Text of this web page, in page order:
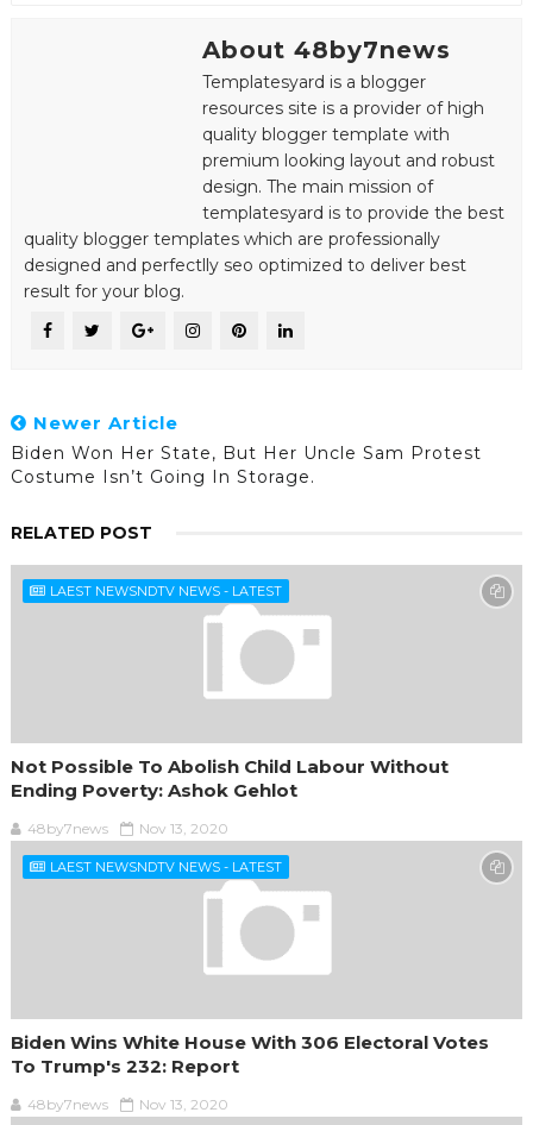
About 48by7news
Templatesyard is a blogger
resources site is a provider of high
quality blogger template with
premium looking layout and robust
design. The main mission of
templatesyard is to provide the best
quality blogger templates which are professionally
designed and perfectlly seo optimized to deliver best
result for your blog.
Newer Article
Biden Won Her State, But Her Uncle Sam Protest
Costume Isn’t Going In Storage.
RELATED POST
LAEST NEWSNDTV NEWS - LATEST
Not Possible To Abolish Child Labour Without
Ending Poverty: Ashok Gehlot
48by7news Nov 13, 2020
LAEST NEWSNDTV NEWS - LATEST
Biden Wins White House With 306 Electoral Votes
To Trump's 232: Report
48by7news Nov 13, 2020